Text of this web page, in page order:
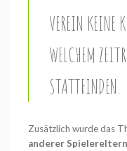
VEREIN KEINE
WELCHEM
STATTFINDEN.
Zusätzlich wurde das
anderer